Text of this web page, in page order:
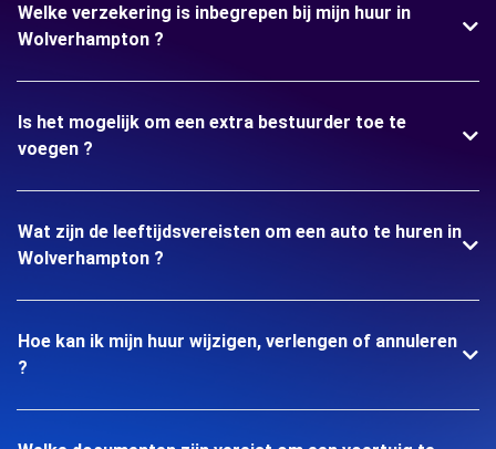
Welke verzekering is inbegrepen bij mijn huur in
Wolverhampton ?
Is het mogelijk om een extra bestuurder toe te
voegen ?
Wat zijn de leeftijdsvereisten om een auto te huren in
Wolverhampton ?
Hoe kan ik mijn huur wijzigen, verlengen of annuleren
?